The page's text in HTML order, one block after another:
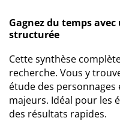
Gagnez du temps
structurée
Cette synthèse
recherche. Vous y
étude des
majeurs. Idéal pour les
des résultats rapides.